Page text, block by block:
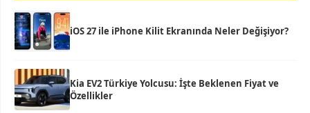
iOS 27 ile iPhone Kilit Ekranında Neler Değişiyor?
Kia EV2 Türkiye Yolcusu: İşte Beklenen Fiyat ve
Özellikler